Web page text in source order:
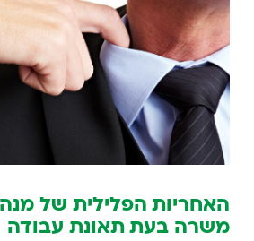
האחריות הפלילית של
משרה בעת תאונת עבודה